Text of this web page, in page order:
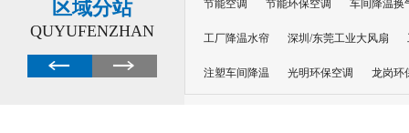
区域分站
QUYUFENZHAN
节能空调 节能环保空调 车间降温换
工厂降温水帘 深圳/东莞工业大风扇
注塑车间降温 光明环保空调 龙岗环